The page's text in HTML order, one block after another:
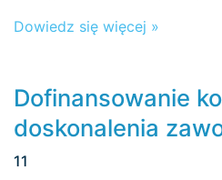
Dowiedz się więcej »
Dofinansowanie
doskonalenia
11